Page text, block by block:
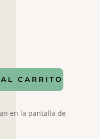
CARRITO
en la pantalla de